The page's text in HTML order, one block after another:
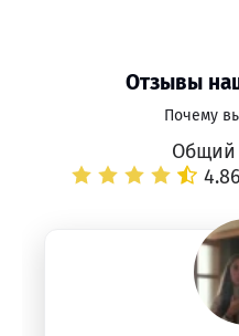
Отзывы
Почему
Общий